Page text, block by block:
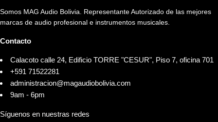
Somos MAG Audio Bolivia. Representante Autorizado de las mejores
marcas de audio profesional e instrumentos musicales.
Contacto
Calacoto calle 24, Edificio TORRE "CESUR", Piso 7, oficina 701
+591 71522281
administracion@magaudiobolivia.com
9am - 6pm
Síguenos en nuestras redes